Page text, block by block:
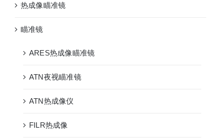
热成像瞄准镜
瞄准镜
ARES热成像瞄准镜
ATN夜视瞄准镜
ATN热成像仪
FILR热成像